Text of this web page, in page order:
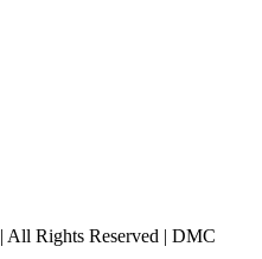
| All Rights Reserved | DMC